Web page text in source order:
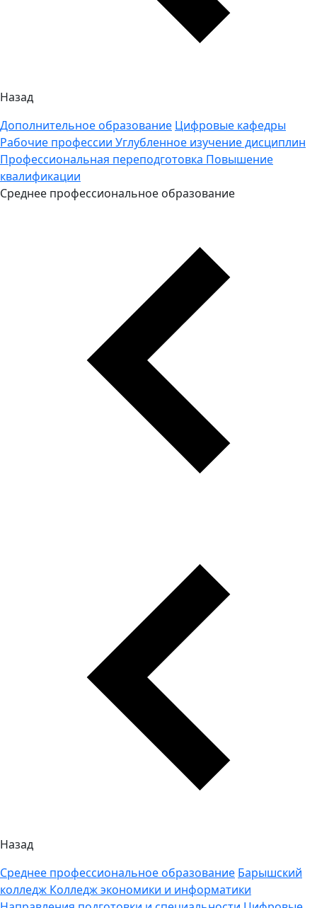
Назад
Дополнительное образование Цифровые кафедры
Рабочие профессии Углубленное изучение дисциплин
Профессиональная переподготовка Повышение
квалификации
Среднее профессиональное образование
Назад
Среднее профессиональное образование Барышский
колледж Колледж экономики и информатики